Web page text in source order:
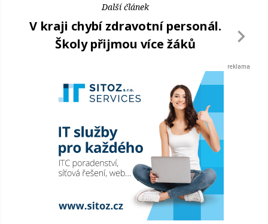
Další článek
V kraji chybí zdravotní personál.
Školy přijmou více žáků